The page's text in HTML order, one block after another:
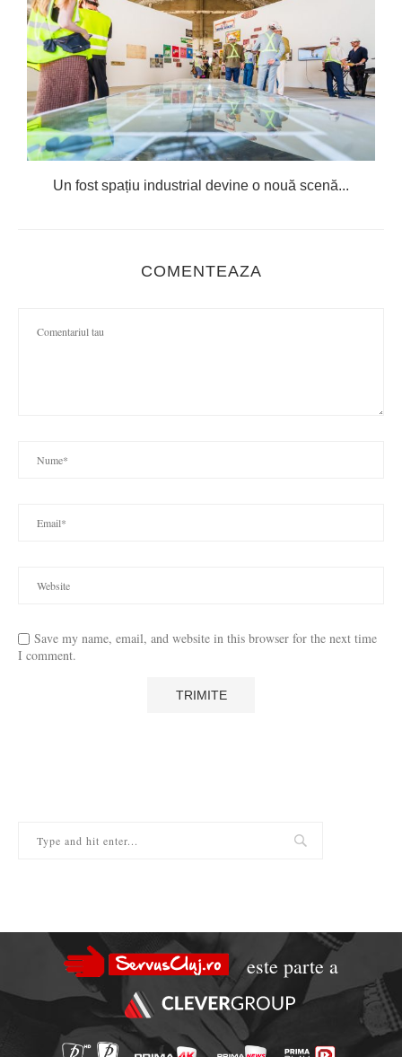
Un fost spațiu industrial devine o nouă scenă...
COMENTEAZA
Save my name, email, and website in this browser for the next time
I comment.
este parte a